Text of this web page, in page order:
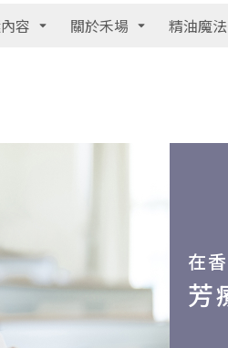
容 關於禾場 精油魔
在
芳